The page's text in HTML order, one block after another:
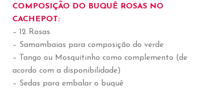
COMPOSIÇÃO DO BUQUÊ ROSAS NO
CACHEPOT:
– 12 Rosas
– Samambaias para composição do verde
– Tango ou Mosquitinho como complemento (de
acordo com a disponibilidade)
– Sedas para embalar o buquê